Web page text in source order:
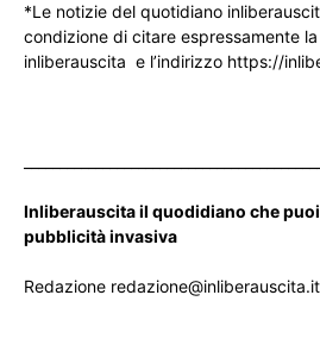
*Le notizie del quotidiano
condizione di citare espressamente
inliberauscita e l’indirizzo https://
Inliberauscita il quodidiano che
pubblicità invasiva
Redazione redazione@inliberauscita.it